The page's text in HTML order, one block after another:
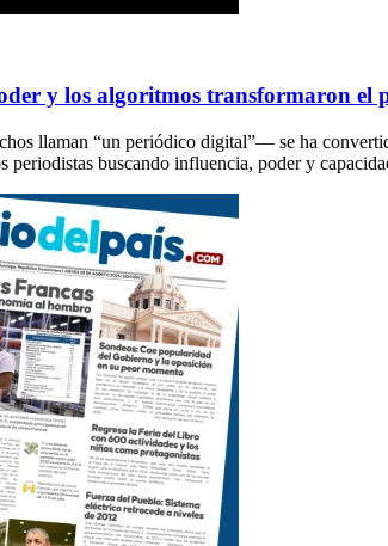
y los algoritmos transformaron el
llaman “un periódico digital”— se ha
periodistas buscando influencia, poder y